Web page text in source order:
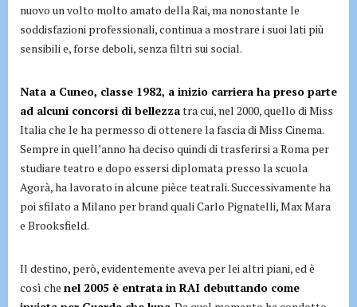
nuovo un volto molto amato della Rai, ma nonostante le
soddisfazioni professionali, continua a mostrare i suoi lati più
sensibili e, forse deboli, senza filtri sui social.
Nata a Cuneo, classe 1982, a inizio carriera ha preso parte
ad alcuni concorsi di bellezzatra cui, nel 2000, quello di Miss
Italia che le ha permesso di ottenere la fascia di Miss Cinema.
Sempre in quell’anno ha deciso quindi di trasferirsi a Roma per
studiare teatro e dopo essersi diplomata presso la scuola
Agorà, ha lavorato in alcune pièce teatrali. Successivamente ha
poi sfilato a Milano per brand quali Carlo Pignatelli, Max Mara
e Brooksfield.
Il destino, però, evidentemente aveva per lei altri piani, ed è
così che nel 2005 è entrata in RAI debuttando come